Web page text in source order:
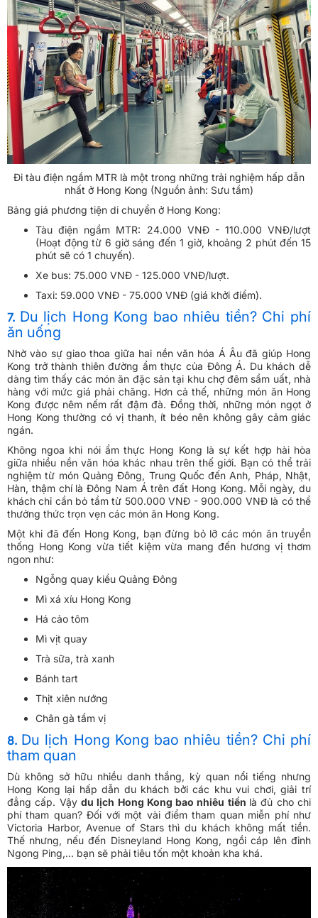
Đi tàu điện ngầm MTR là một trong những trải nghiệm hấp dẫn
nhất ở Hong Kong (Nguồn ảnh: Sưu tầm)
Bảng giá phương tiện di chuyển ở Hong Kong:
Tàu điện ngầm MTR: 24.000 VNĐ - 110.000 VNĐ/lượt
(Hoạt động từ 6 giờ sáng đến 1 giờ, khoảng 2 phút đến 15
phút sẽ có 1 chuyến).
Xe bus: 75.000 VNĐ - 125.000 VNĐ/lượt.
Taxi: 59.000 VNĐ - 75.000 VNĐ (giá khởi điểm).
7. Du lịch Hong Kong bao nhiêu tiền? Chi phí
ăn uống
Nhờ vào sự giao thoa giữa hai nền văn hóa Á Âu đã giúp Hong
Kong trở thành thiên đường ẩm thực của Đông Á. Du khách dễ
dàng tìm thấy các món ăn đặc sản tại khu chợ đêm sầm uất, nhà
hàng với mức giá phải chăng. Hơn cả thế, những món ăn Hong
Kong được nêm nếm rất đậm đà. Đồng thời, những món ngọt ở
Hong Kong thường có vị thanh, ít béo nên không gây cảm giác
ngán.
Không ngoa khi nói ẩm thực Hong Kong là sự kết hợp hài hòa
giữa nhiều nền văn hóa khác nhau trên thế giới. Bạn có thể trải
nghiệm từ món Quảng Đông, Trung Quốc đến Anh, Pháp, Nhật,
Hàn, thậm chí là Đông Nam Á trên đất Hong Kong. Mỗi ngày, du
khách chỉ cần bỏ tầm từ 500.000 VNĐ - 900.000 VNĐ là có thể
thưởng thức trọn vẹn các món ăn Hong Kong.
Một khi đã đến Hong Kong, bạn đừng bỏ lỡ các món ăn truyền
thống Hong Kong vừa tiết kiệm vừa mang đến hương vị thơm
ngon như:
Ngỗng quay kiểu Quảng Đông
Mì xá xíu Hong Kong
Há cảo tôm
Mì vịt quay
Trà sữa, trà xanh
Bánh tart
Thịt xiên nướng
Chân gà tẩm vị
8. Du lịch Hong Kong bao nhiêu tiền? Chi phí
tham quan
Dù không sở hữu nhiều danh thắng, kỳ quan nổi tiếng nhưng
Hong Kong lại hấp dẫn du khách bởi các khu vui chơi, giải trí
đẳng cấp. Vậy du lịch Hong Kong bao nhiêu tiền là đủ cho chi
phí tham quan? Đối với một vài điểm tham quan miễn phí như
Victoria Harbor, Avenue of Stars thì du khách không mất tiền.
Thế nhưng, nếu đến Disneyland Hong Kong, ngồi cáp lên đỉnh
Ngong Ping,... bạn sẽ phải tiêu tốn một khoản kha khá.